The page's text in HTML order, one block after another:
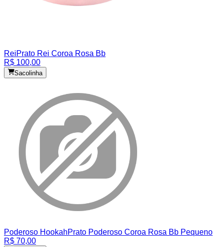
ReiPrato Rei Coroa Rosa Bb
R$ 100,00
Sacolinha
Poderoso HookahPrato Poderoso Coroa Rosa Bb Pequeno
R$ 70,00